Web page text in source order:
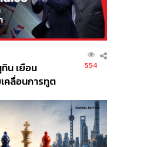
น เยือน
คลื่อนการทูต
ไทย –
554